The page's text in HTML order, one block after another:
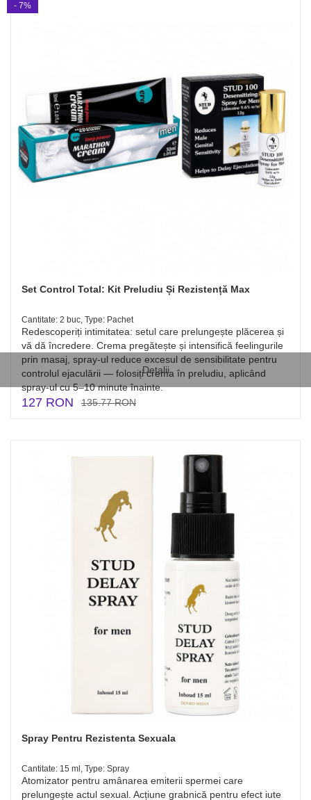
Detalii
Set Control Total: Kit Preludiu Și Rezistență Max
Cantitate: 2 buc, Type: Pachet
Redescoperiți intimitatea: setul care prelungește plăcerea și
vă dă încredere. Crema pregătește și intensifică feelingurile
prin masaj, spray-ul reduce excesul de sensibilitate pentru
controlul ejaculării — folosiți crema în preludiu, aplicând
spray-ul cu 5–10 minute înainte.
127 RON 135.77 RON
- 7%
Spray Pentru Rezistenta Sexuala
Cantitate: 15 ml, Type: Spray
Atomizator pentru amânarea emiterii spermei care
prelungește actul sexual. Acțiune grabnică pentru efect iute